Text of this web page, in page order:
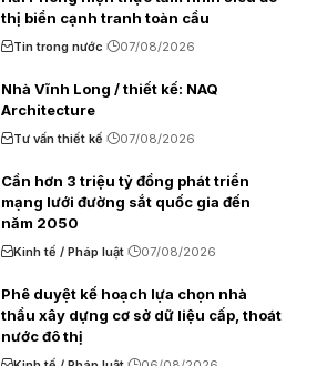
thị biển cạnh tranh toàn cầu
Tin trong nước 07/08/2026
Nhà Vĩnh Long / thiết kế: NAQ
Architecture
Tư vấn thiết kế 07/08/2026
Cần hơn 3 triệu tỷ đồng phát triển
mạng lưới đường sắt quốc gia đến
năm 2050
Kinh tế / Pháp luật 07/08/2026
Phê duyệt kế hoạch lựa chọn nhà
thầu xây dựng cơ sở dữ liệu cấp, thoát
nước đô thị